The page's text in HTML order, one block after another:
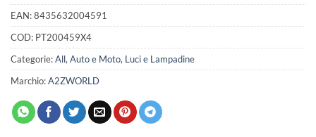
EAN:8435632004591
COD: PT200459X4
Categorie:All, Auto e Moto, Luci e Lampadine
Marchio:A2ZWORLD